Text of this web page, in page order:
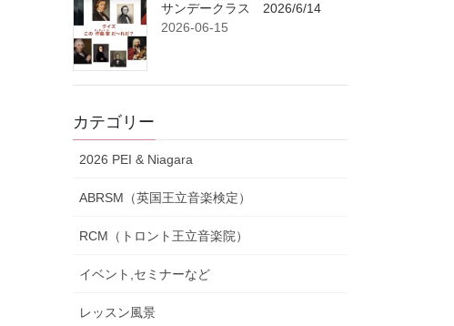
サンデークラス 2026/6/14
2026-06-15
カテゴリー
2026 PEI & Niagara
ABRSM（英国王立音楽検定）
RCM（トロント王立音楽院）
イベント,セミナーなど
レッスン風景